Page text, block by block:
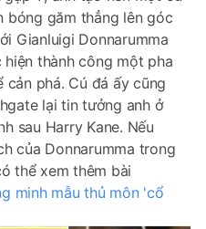
bóng găm thẳng lên góc
Gianluigi Donnarumma
thành công một pha
phá. Cú đá ấy cũng
lại tin tưởng anh ở
sau Harry Kane. Nếu
của Donnarumma trong
thể xem thêm bài
minh mẫu thủ môn 'cổ